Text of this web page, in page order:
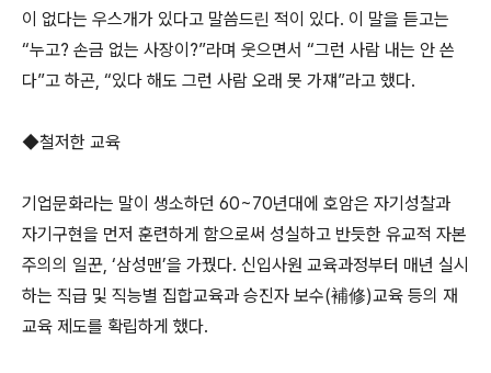
이 없다는 우스개가 있다고 말씀드린 적이 있다. 이 말을 듣고는
“누고? 손금 없는 사장이?”라며 웃으면서 “그런 사람 내는 안 쓴
다”고 하곤, “있다 해도 그런 사람 오래 못 가쟤”라고 했다.
◆철저한 교육
기업문화라는 말이 생소하던 60~70년대에 호암은 자기성찰과
자기구현을 먼저 훈련하게 함으로써 성실하고 반듯한 유교적 자본
주의의 일꾼, ‘삼성맨’을 가꿨다. 신입사원 교육과정부터 매년 실시
하는 직급 및 직능별 집합교육과 승진자 보수(補修)교육 등의 재
교육 제도를 확립하게 했다.